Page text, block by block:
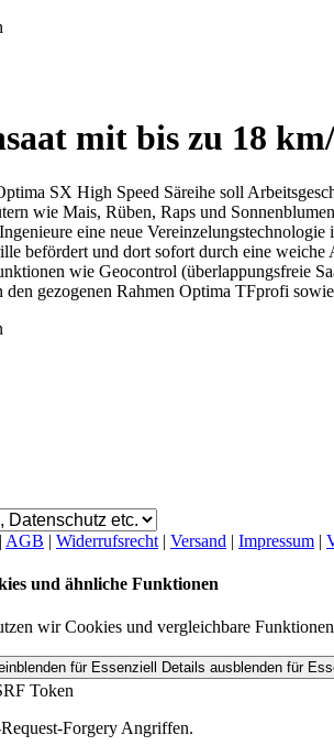
mit bis zu 18
SX High Speed Säreihe soll
wie Mais, Rüben, Raps und
eine neue
befördert und dort sofort durch eine
wie Geocontrol (überlappungsfreie
den gezogenen Rahmen Optima TFprofi
| AGB | Widerrufsrecht | Versand | Impressum |
und ähnliche Funktionen
wir Cookies und vergleichbare
für Essenziell Details ausblenden für
Token
Forgery Angriffen.